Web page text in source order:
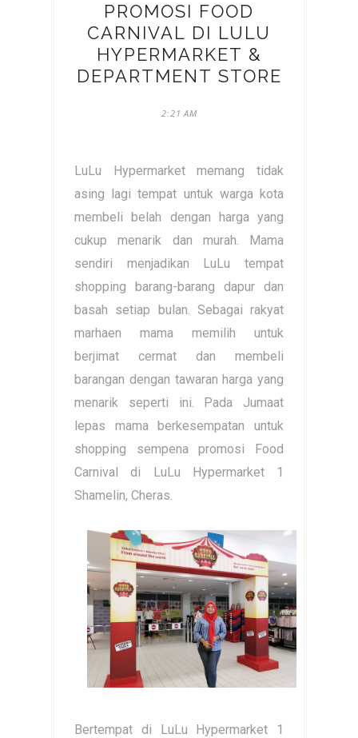
PROMOSI FOOD
CARNIVAL DI LULU
HYPERMARKET &
DEPARTMENT STORE
2:21 AM
LuLu Hypermarket memang tidak
asing lagi tempat untuk warga kota
membeli belah dengan harga yang
cukup menarik dan murah. Mama
sendiri menjadikan LuLu tempat
shopping barang-barang dapur dan
basah setiap bulan. Sebagai rakyat
marhaen mama memilih untuk
berjimat cermat dan membeli
barangan dengan tawaran harga yang
menarik seperti ini. Pada Jumaat
lepas mama berkesempatan untuk
shopping sempena promosi Food
Carnival di LuLu Hypermarket 1
Shamelin, Cheras.
Bertempat di LuLu Hypermarket 1